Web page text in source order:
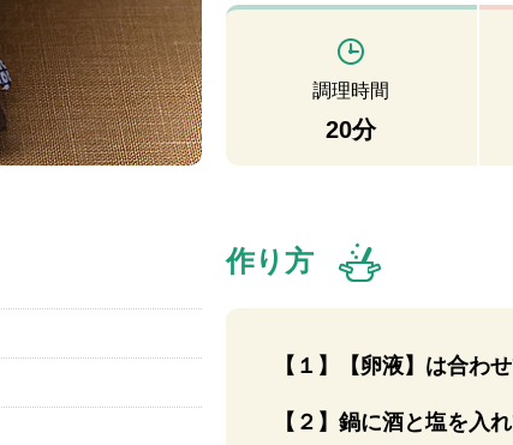
調理時間
20分
作り方
【１】【卵液】は合わ
【２】鍋に酒と塩を入